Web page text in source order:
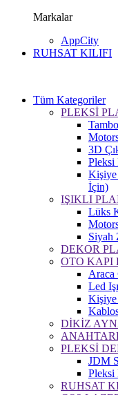
Markalar
AppCity
RUHSAT KILIFI
Tüm Kategoriler
PLEKSİ
3D
Pleksi
Kişiye
İçin)
IŞIKLI
Lüks
Siyah
DEKOR
OTO KAPI
Araca
Led
Kişiye
DİKİZ
PLEKSİ
JDM
Pleksi
RUHSAT